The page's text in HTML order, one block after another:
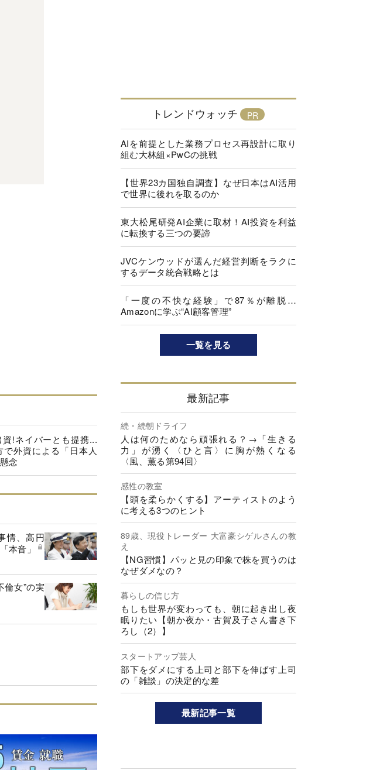
!ネイバーとも提携...
外資による「日本人
念
情、高円
本音」
倫女”の実
トレンドウォッチ
AIを前提とした業務プロセス再設計に取り
組む大林組×PwCの挑戦
【世界23カ国独自調査】なぜ日本はAI活用
で世界に後れを取るのか
東大松尾研発AI企業に取材！AI投資を利益
に転換する三つの要諦
JVCケンウッドが選んだ経営判断をラクに
するデータ統合戦略とは
「一度の不快な経験」で87％が離脱…
Amazonに学ぶ“AI顧客管理”
一覧を見る
最新記事
続・続朝ドライフ
人は何のためなら頑張れる？→「生きる
力」が湧く〈ひと言〉に胸が熱くなる
〈風、薫る第94回〉
感性の教室
【頭を柔らかくする】アーティストのよう
に考える3つのヒント
89歳、現役トレーダー 大富豪シゲルさんの教
え
【NG習慣】パッと見の印象で株を買うのは
なぜダメなの？
暮らしの信じ方
もしも世界が変わっても、朝に起き出し夜
眠りたい【朝か夜か・古賀及子さん書き下
ろし（2）】
スタートアップ芸人
部下をダメにする上司と部下を伸ばす上司
の「雑談」の決定的な差
最新記事一覧